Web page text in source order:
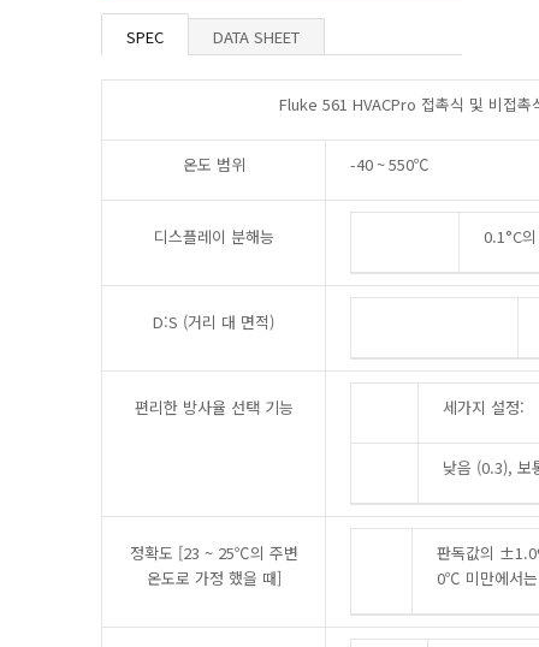
SPEC DATA SHEET
Fluke 561 HVACPro 접촉식 및 비접촉
온도 범위 -40 ~ 550℃
디스플레이 분해능 0.1°C
D:S (거리 대 면적)
편리한 방사율 선택 기능 세가지 설정:
낮음 (0.3), 보
정확도 [23 ~ 25℃의 주변
온도로 가정 했을 때]
판독값의
0℃ 미만에서